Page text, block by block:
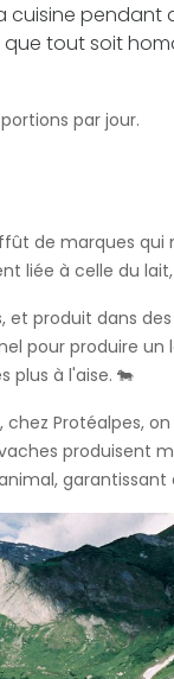
cuisine
que tout soit
par jour.
de marques
liée à celle du
produit dans
pour produire
plus à l'aise. 🐄
Protéalpes,
produisent